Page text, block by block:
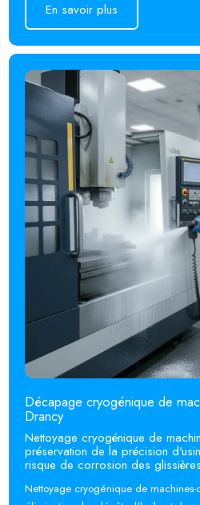
En savoir plus
En savoir plus
Décapage cryogénique de
Drancy
Nettoyage cryogénique de
préservation de la précision
risque de corrosion des glissières
Nettoyage cryogénique de